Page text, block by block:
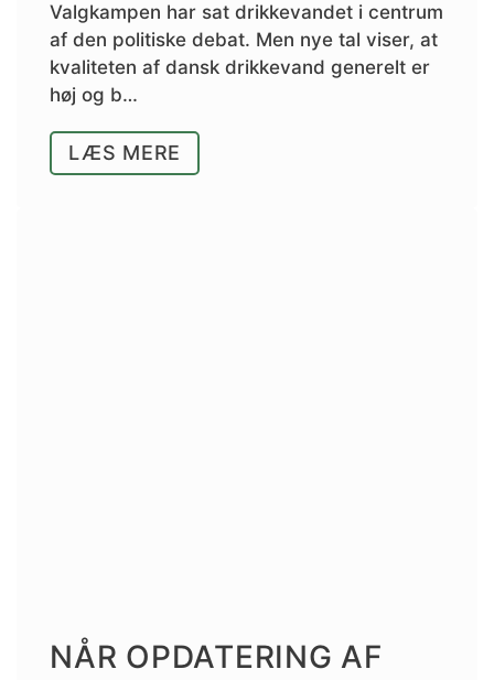
Valgkampen har sat drikkevandet i centrum
af den politiske debat. Men nye tal viser, at
kvaliteten af dansk drikkevand generelt er
høj og b…
LÆS MERE
NÅR OPDATERING AF